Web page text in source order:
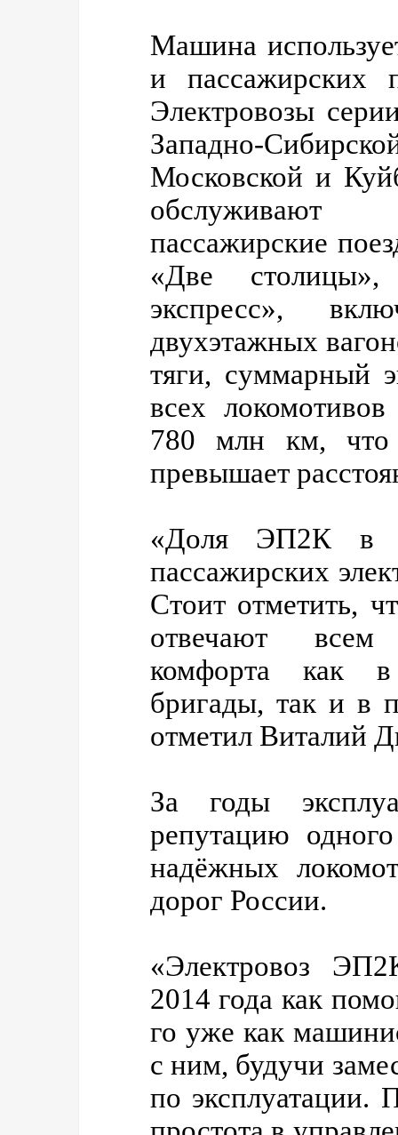
Машина
и пассажирских
Электровозы
Западно-
Московской и
пассажирские
«Две столицы»,
экспресс»,
двухэтажных
тяги, суммарный
всех
780 млн км,
превышает
«Доля ЭП2К в
пассажирских
Стоит отметить,
отвечают всем
комфорта как в
бригады, так и в
отметил Виталий
За годы
репутацию
надёжных
дорог России.
«Электровоз
2014 года как
го уже как
с ним, будучи
по